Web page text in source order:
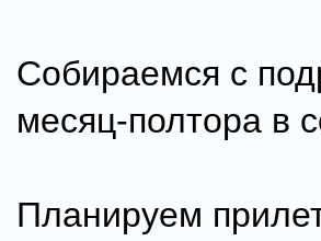
Собираемся с
месяц-полтора в
Планируем